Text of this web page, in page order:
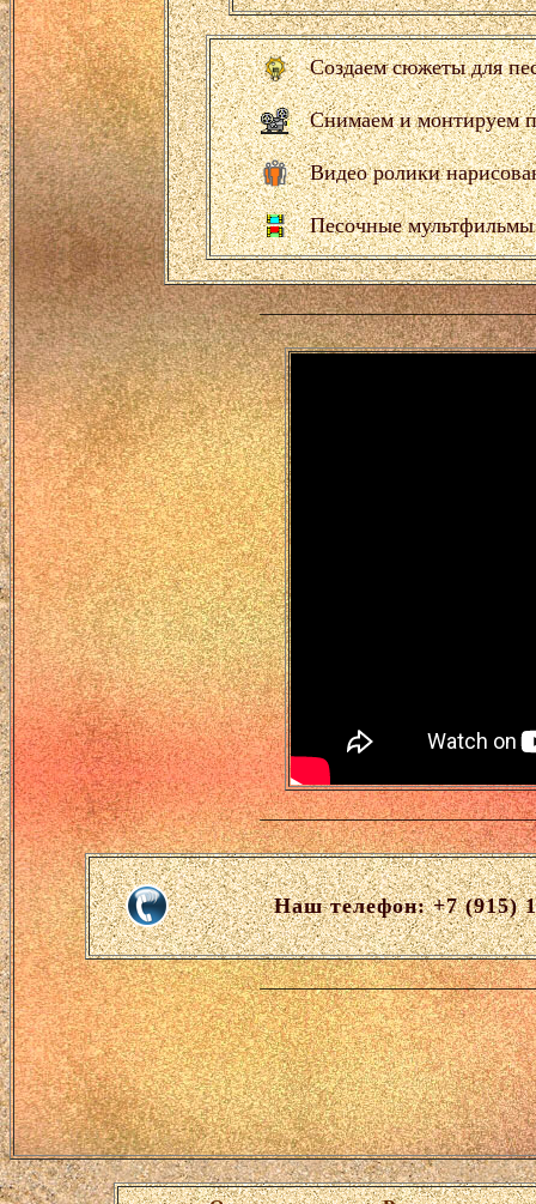
Создаем сюжеты для
Снимаем и монтируем
Видео ролики
Песочные
Наш телефон: +7 (915)